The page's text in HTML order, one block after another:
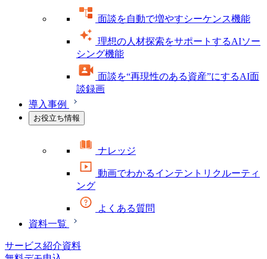
面談を自動で増やすシーケンス機能
理想の人材探索をサポートするAIソー
シング機能
面談を“再現性のある資産”にするAI面
談録画
導入事例
お役立ち情報
ナレッジ
動画でわかるインテントリクルーティ
ング
よくある質問
資料一覧
サービス紹介資料